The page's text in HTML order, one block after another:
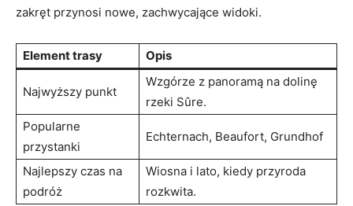
zakręt ‌przynosi⁤ nowe, zachwycające widoki.
Element trasy Opis
Najwyższy punkt
Wzgórze z ⁣panoramą na dolinę
rzeki Sûre.
Popularne
przystanki
Echternach, Beaufort, Grundhof
Najlepszy czas na
podróż
Wiosna i lato, kiedy ⁤przyroda
rozkwita.